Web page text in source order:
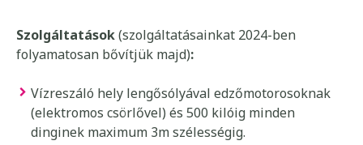
Szolgáltatások(szolgáltatásainkat 2024-ben
folyamatosan bővítjük majd):
Vízreszáló hely lengősólyával edzőmotorosoknak
(elektromos csörlővel) és 500 kilóig minden
dinginek maximum 3m szélességig.